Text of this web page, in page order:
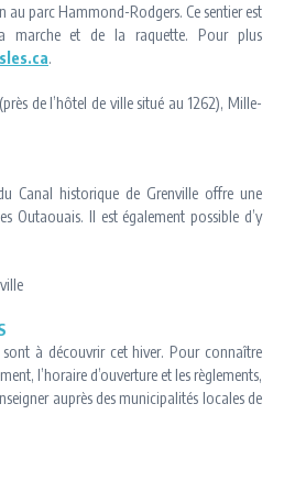
parc Hammond-Rodgers. Ce sentier est
marche et de la raquette. Pour plus
.
de l’hôtel de ville situé au 1262), Mille-
Canal historique de Grenville offre une
Outaouais. Il est également possible d’y
sont à découvrir cet hiver. Pour connaître
l’horaire d’ouverture et les règlements,
auprès des municipalités locales de